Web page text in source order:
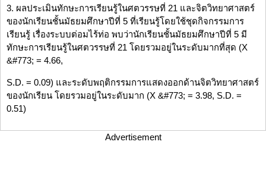
3. ผลประเมินทักษะการเรียนรู้ในศตวรรษที่ 21 และจิตวิทยาศาสตร์
ของนักเรียนชั้นมัธยมศึกษาปีที่ 5 ที่เรียนรู้โดยใช้ชุดกิจกรรมการ
เรียนรู้ เรื่องระบบต่อมไร้ท่อ พบว่านักเรียนชั้นมัธยมศึกษาปีที่ 5 มี
ทักษะการเรียนรู้ในศตวรรษที่ 21 โดยรวมอยู่ในระดับมากที่สุด (X
&#773; = 4.66,
S.D. = 0.09) และระดับพฤติกรรมการแสดงออกด้านจิตวิทยาศาสตร์
ของนักเรียน โดยรวมอยู่ในระดับมาก (X &#773; = 3.98, S.D. =
0.51)
Advertisement